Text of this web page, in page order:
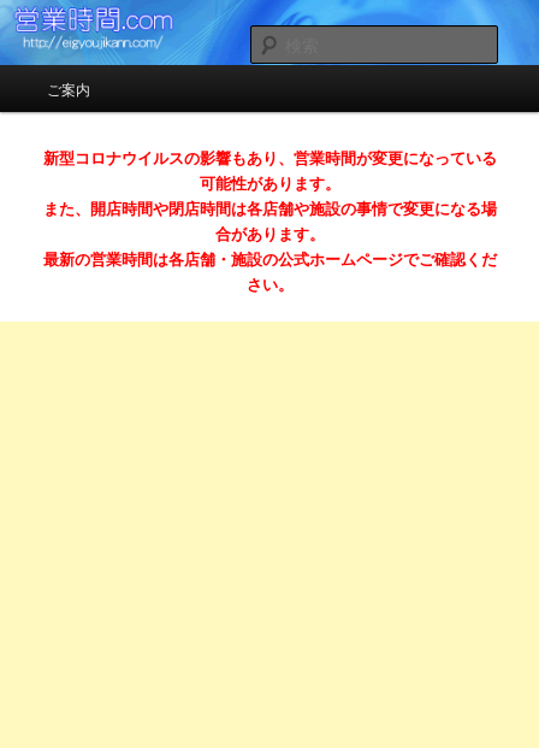
営業時間.com （スマホ対応）
お店の営業時間（開店時間＆閉店時間）ガイドサイト
索
メインコンテンツへ移動
サブコンテンツへ移動
ご案内
新型コロナウイルスの影響もあり、営業時間が変更になっている
可能性があります。
また、開店時間や閉店時間は各店舗や施設の事情で変更になる場
合があります。
最新の営業時間は各店舗・施設の公式ホームページでご確認くだ
さい。